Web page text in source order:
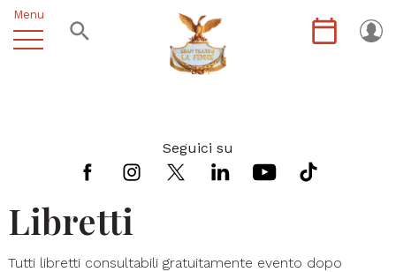
Menu
Seguici su
Libretti
Tutti libretti consultabili gratuitamente evento dopo